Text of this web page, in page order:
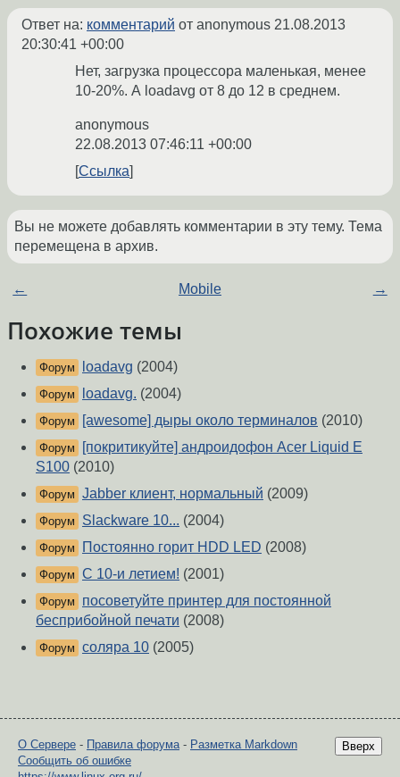
Ответ на: комментарий от anonymous 21.08.2013
20:30:41 +00:00
Нет, загрузка процессора маленькая, менее
10-20%. А loadavg от 8 до 12 в среднем.
anonymous
22.08.2013 07:46:11 +00:00
Ссылка
Вы не можете добавлять комментарии в эту тему. Тема
перемещена в архив.
← Mobile →
Похожие темы
Форум loadavg (2004)
Форум loadavg. (2004)
Форум [awesome] дыры около терминалов (2010)
Форум
[покритикуйте] андроидофон Acer Liquid E
S100 (2010)
Форум Jabber клиент, нормальный (2009)
Форум Slackware 10... (2004)
Форум Постоянно горит HDD LED (2008)
Форум C 10-и летием! (2001)
Форум
посоветуйте принтер для постоянной
бесприбойной печати (2008)
Форум соляра 10 (2005)
Вверх
О Сервере - Правила форума- Разметка Markdown
Сообщить об ошибке